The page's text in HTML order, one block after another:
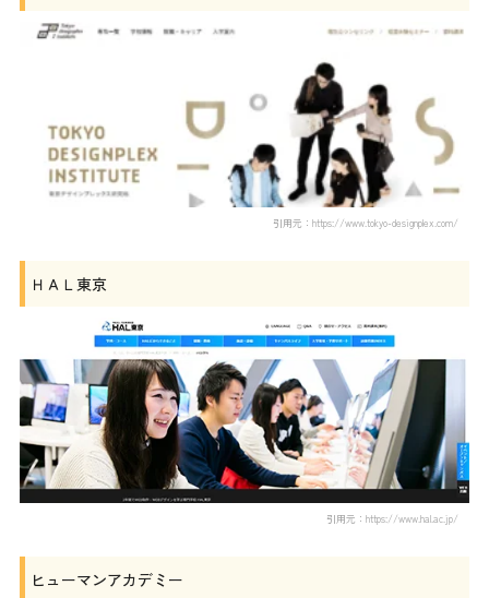
引用元：https://www.tokyo-designplex.com/
ＨＡＬ東京
引用元：https://www.hal.ac.jp/
ヒューマンアカデミー